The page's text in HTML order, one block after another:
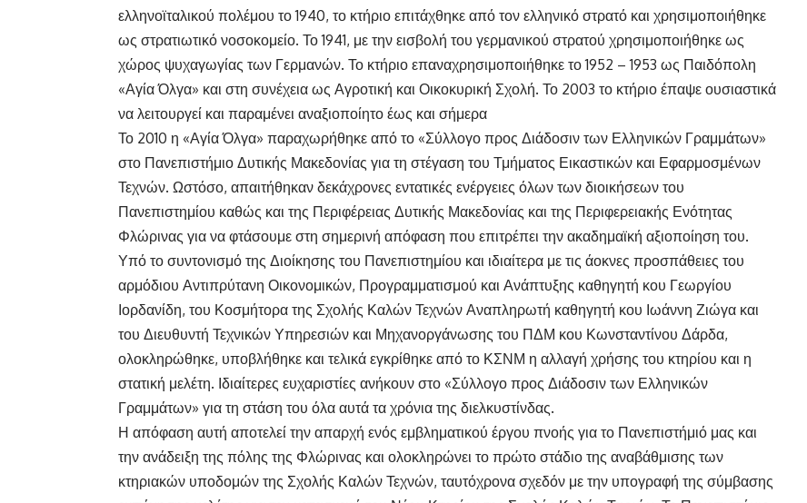
ελληνοϊταλικού πολέμου το 1940, το κτήριο επιτάχθηκε από τον ελληνικό στρατό και χρησιμοποιήθηκε
ως στρατιωτικό νοσοκομείο. Το 1941, με την εισβολή του γερμανικού στρατού χρησιμοποιήθηκε ως
χώρος ψυχαγωγίας των Γερμανών. Το κτήριο επαναχρησιμοποιήθηκε το 1952 – 1953 ως Παιδόπολη
«Αγία Όλγα» και στη συνέχεια ως Αγροτική και Οικοκυρική Σχολή. Το 2003 το κτήριο έπαψε ουσιαστικά
να λειτουργεί και παραμένει αναξιοποίητο έως και σήμερα
Το 2010 η «Αγία Όλγα» παραχωρήθηκε από το «Σύλλογο προς Διάδοσιν των Ελληνικών Γραμμάτων»
στο Πανεπιστήμιο Δυτικής Μακεδονίας για τη στέγαση του Τμήματος Εικαστικών και Εφαρμοσμένων
Τεχνών. Ωστόσο, απαιτήθηκαν δεκάχρονες εντατικές ενέργειες όλων των διοικήσεων του
Πανεπιστημίου καθώς και της Περιφέρειας Δυτικής Μακεδονίας και της Περιφερειακής Ενότητας
Φλώρινας για να φτάσουμε στη σημερινή απόφαση που επιτρέπει την ακαδημαϊκή αξιοποίηση του.
Υπό το συντονισμό της Διοίκησης του Πανεπιστημίου και ιδιαίτερα με τις άοκνες προσπάθειες του
αρμόδιου Αντιπρύτανη Οικονομικών, Προγραμματισμού και Ανάπτυξης καθηγητή κου Γεωργίου
Ιορδανίδη, του Κοσμήτορα της Σχολής Καλών Τεχνών Αναπληρωτή καθηγητή κου Ιωάννη Ζιώγα και
του Διευθυντή Τεχνικών Υπηρεσιών και Μηχανοργάνωσης του ΠΔΜ κου Κωνσταντίνου Δάρδα,
ολοκληρώθηκε, υποβλήθηκε και τελικά εγκρίθηκε από το ΚΣΝΜ η αλλαγή χρήσης του κτηρίου και η
στατική μελέτη. Ιδιαίτερες ευχαριστίες ανήκουν στο «Σύλλογο προς Διάδοσιν των Ελληνικών
Γραμμάτων» για τη στάση του όλα αυτά τα χρόνια της διελκυστίνδας.
Η απόφαση αυτή αποτελεί την απαρχή ενός εμβληματικού έργου πνοής για το Πανεπιστήμιό μας και
την ανάδειξη της πόλης της Φλώρινας και ολοκληρώνει το πρώτο στάδιο της αναβάθμισης των
κτηριακών υποδομών της Σχολής Καλών Τεχνών, ταυτόχρονα σχεδόν με την υπογραφή της σύμβασης